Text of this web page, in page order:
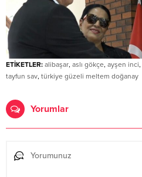
ETİKETLER: alibaşar, aslı gökçe, ayşen inci,
tayfun sav, türkiye güzeli meltem doğanay
Yorumlar